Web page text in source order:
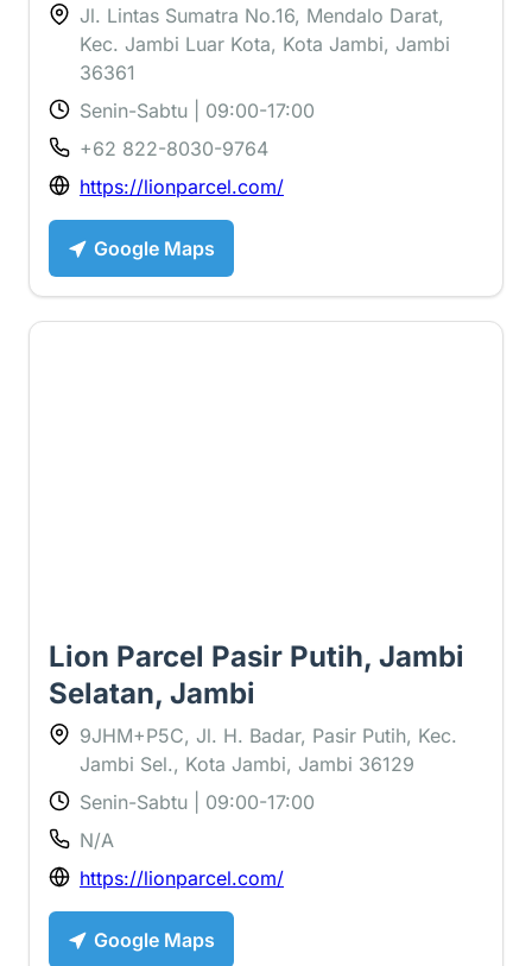
Jl. Lintas Sumatra No.16, Mendalo Darat,
Kec. Jambi Luar Kota, Kota Jambi, Jambi
36361
Senin-Sabtu | 09:00-17:00
+62 822-8030-9764
https://lionparcel.com/
Google Maps
Lion Parcel Pasir Putih, Jambi
Selatan, Jambi
9JHM+P5C, Jl. H. Badar, Pasir Putih, Kec.
Jambi Sel., Kota Jambi, Jambi 36129
Senin-Sabtu | 09:00-17:00
N/A
https://lionparcel.com/
Google Maps